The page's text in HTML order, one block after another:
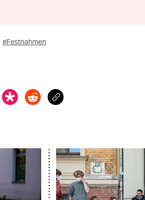
#Festnahmen